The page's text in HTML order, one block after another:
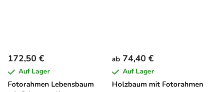
Fotorahmen Lebensbaum
172,50 €
Auf Lager
Holzbaum mit Fotorahmen
ab 74,40 €
Auf Lager